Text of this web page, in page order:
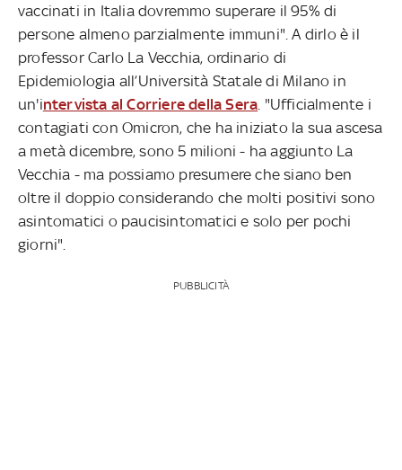
vaccinati in Italia dovremmo superare il 95% di
persone almeno parzialmente immuni". A dirlo è il
professor Carlo La Vecchia, ordinario di
Epidemiologia all’Università Statale di Milano in
un'intervista al Corriere della Sera . "Ufficialmente i
contagiati con Omicron, che ha iniziato la sua ascesa
a metà dicembre, sono 5 milioni - ha aggiunto La
Vecchia - ma possiamo presumere che siano ben
oltre il doppio considerando che molti positivi sono
asintomatici o paucisintomatici e solo per pochi
giorni".
PUBBLICITÀ